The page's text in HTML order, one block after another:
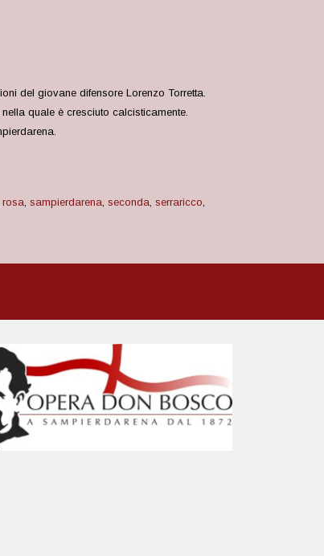
del giovane difensore Lorenzo Torretta.
quale è cresciuto calcisticamente.
rosa, sampierdarena, seconda, serraricco,